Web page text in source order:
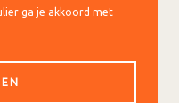
ga je akkoord met